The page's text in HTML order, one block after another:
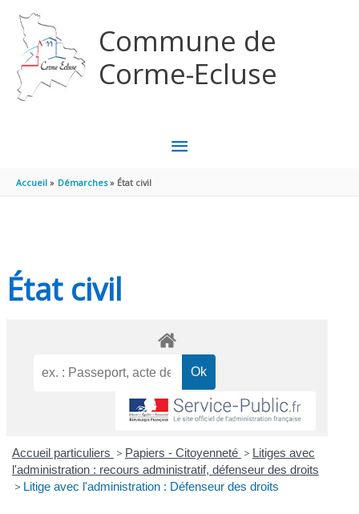
Commune de
Corme-Ecluse
MENU
Accueil Démarches État civil
État civil
Accueil particuliers > Papiers - Citoyenneté > Litiges avec
l'administration : recours administratif, défenseur des droits
> Litige avec l'administration : Défenseur des droits